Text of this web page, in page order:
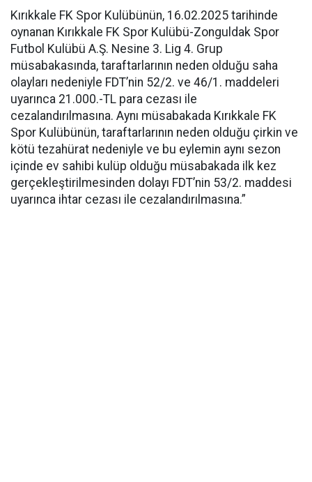
Kırıkkale FK Spor Kulübünün, 16.02.2025 tarihinde
oynanan Kırıkkale FK Spor Kulübü-Zonguldak Spor
Futbol Kulübü A.Ş. Nesine 3. Lig 4. Grup
müsabakasında, taraftarlarının neden olduğu saha
olayları nedeniyle FDT’nin 52/2. ve 46/1. maddeleri
uyarınca 21.000.-TL para cezası ile
cezalandırılmasına. Aynı müsabakada Kırıkkale FK
Spor Kulübünün, taraftarlarının neden olduğu çirkin ve
kötü tezahürat nedeniyle ve bu eylemin aynı sezon
içinde ev sahibi kulüp olduğu müsabakada ilk kez
gerçekleştirilmesinden dolayı FDT’nin 53/2. maddesi
uyarınca ihtar cezası ile cezalandırılmasına.”